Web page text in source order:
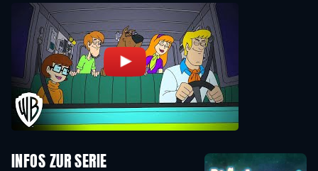
INFOS ZUR SERIE